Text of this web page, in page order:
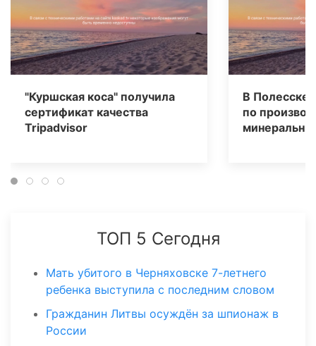
"Куршская коса" получила
сертификат качества
Tripаdvisor
В Полесске
по
ТОП 5 Сегодня
Мать убитого в Черняховске 7-летнего
ребенка выступила с последним словом
Гражданин Литвы осуждён за шпионаж в
России